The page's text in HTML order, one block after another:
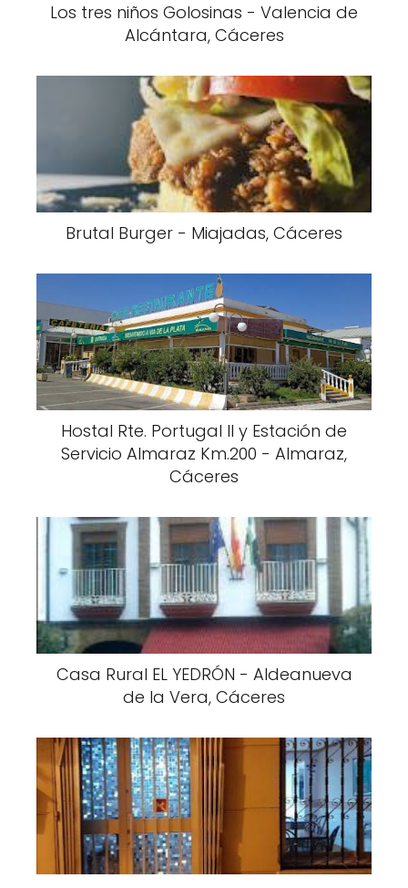
Los tres niños Golosinas - Valencia de
Alcántara, Cáceres
Brutal Burger - Miajadas, Cáceres
Hostal Rte. Portugal II y Estación de
Servicio Almaraz Km.200 - Almaraz,
Cáceres
Casa Rural EL YEDRÓN - Aldeanueva
de la Vera, Cáceres